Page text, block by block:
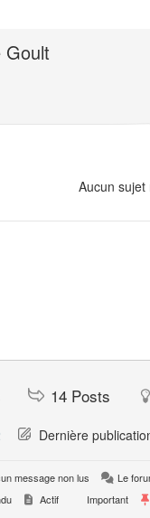
Goult
Aucun
14 Posts
Dernière
message non lus
Le
Actif Important